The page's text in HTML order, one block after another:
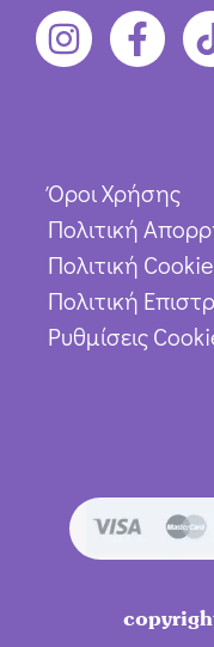
Όροι Χρήσης
Πολιτική
Πολιτική
Πολιτική
Ρυθμίσεις